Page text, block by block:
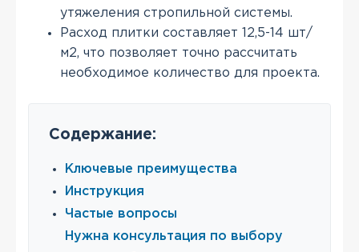
утяжеления стропильной системы.
Расход плитки составляет 12,5-14 шт/
м2, что позволяет точно рассчитать
необходимое количество для проекта.
Содержание:
Ключевые преимущества
Инструкция
Частые вопросы
Нужна консультация по выбору